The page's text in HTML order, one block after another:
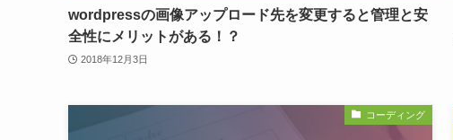
wordpressの画像アップロード先を変更すると管理と安
全性にメリットがある！？
2018年12月3日
コーディング